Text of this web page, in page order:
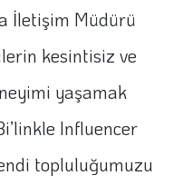
İletişim Müdürü
kesintisiz ve
yaşamak
Influencer
topluluğumuzu